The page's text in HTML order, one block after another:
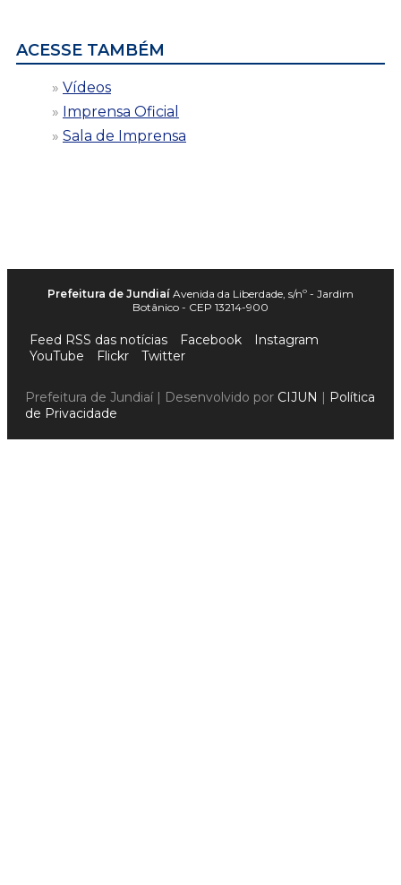
ACESSE TAMBÉM
Vídeos
Imprensa Oficial
Sala de Imprensa
Prefeitura de Jundiaí Avenida da Liberdade, s/nº - Jardim
Botânico - CEP 13214-900
Feed RSS das notícias Facebook
Instagram
YouTube
Flickr Twitter
Prefeitura de Jundiaí | Desenvolvido por CIJUN | Política
de Privacidade